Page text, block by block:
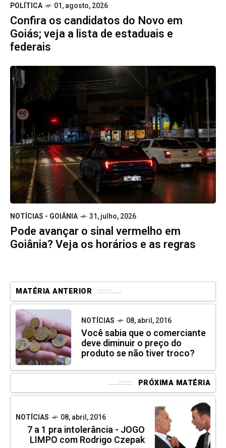
POLÍTICA 01, agosto, 2026
Confira os candidatos do Novo em
Goiás; veja a lista de estaduais e
federais
NOTÍCIAS - GOIÂNIA 31, julho, 2026
Pode avançar o sinal vermelho em
Goiânia? Veja os horários e as regras
MATÉRIA ANTERIOR
NOTÍCIAS 08, abril, 2016
Você sabia que o comerciante
deve diminuir o preço do
produto se não tiver troco?
PRÓXIMA MATÉRIA
NOTÍCIAS 08, abril, 2016
7 a 1 pra intolerância - JOGO
LIMPO com Rodrigo Czepak